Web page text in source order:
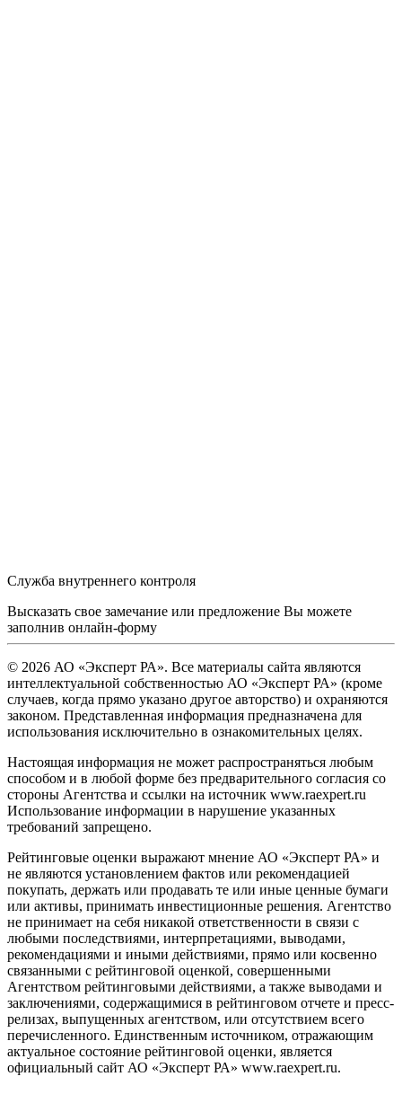
Служба внутреннего контроля
Высказать свое замечание или предложение Вы можете
заполнив онлайн-форму
© 2026 АО «Эксперт РА». Все материалы сайта являются
интеллектуальной собственностью АО «Эксперт РА» (кроме
случаев, когда прямо указано другое авторство) и охраняются
законом. Представленная информация предназначена для
использования исключительно в ознакомительных целях.
Настоящая информация не может распространяться любым
способом и в любой форме без предварительного согласия со
стороны Агентства и ссылки на источник www.raexpert.ru
Использование информации в нарушение указанных
требований запрещено.
Рейтинговые оценки выражают мнение АО «Эксперт РА» и
не являются установлением фактов или рекомендацией
покупать, держать или продавать те или иные ценные бумаги
или активы, принимать инвестиционные решения. Агентство
не принимает на себя никакой ответственности в связи с
любыми последствиями, интерпретациями, выводами,
рекомендациями и иными действиями, прямо или косвенно
связанными с рейтинговой оценкой, совершенными
Агентством рейтинговыми действиями, а также выводами и
заключениями, содержащимися в рейтинговом отчете и пресс-
релизах, выпущенных агентством, или отсутствием всего
перечисленного. Единственным источником, отражающим
актуальное состояние рейтинговой оценки, является
официальный сайт АО «Эксперт РА» www.raexpert.ru.